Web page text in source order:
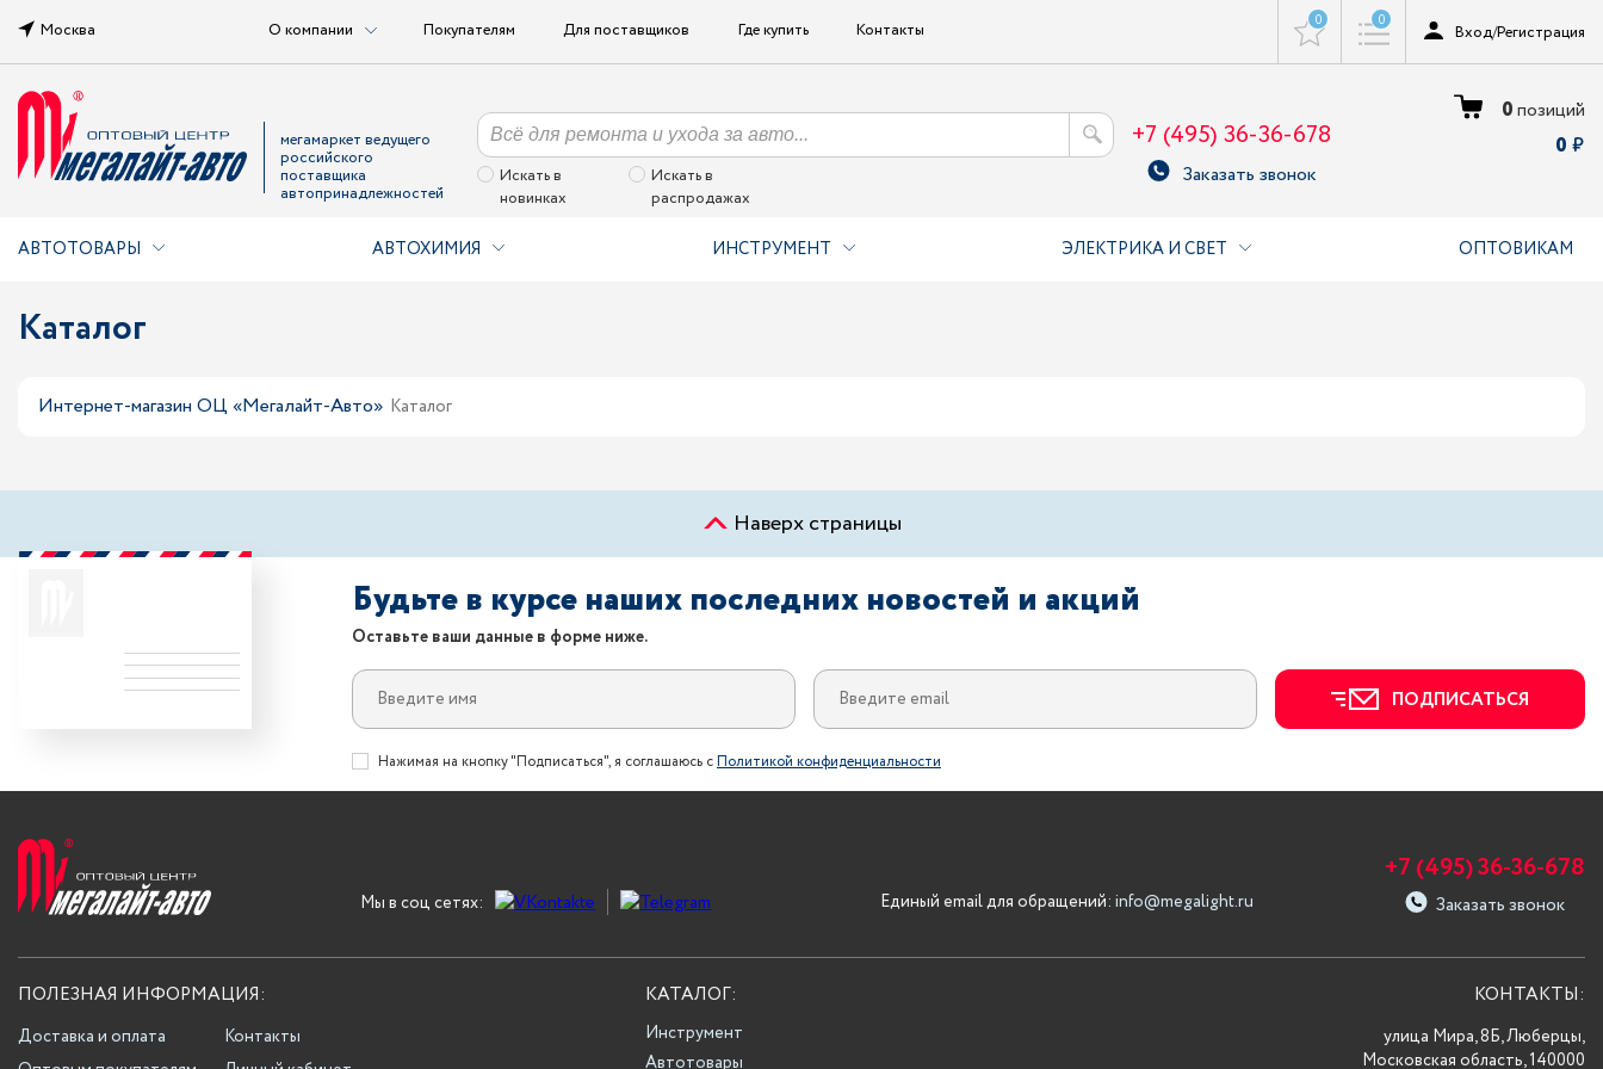
Москва О компании Покупателям Для поставщиков Где купить Контакты 0 0
Вход/Регистрация
мегамаркет ведущего
российского
поставщика
автопринадлежностей
Искать в
новинках
Искать в
распродажах
+7 (495) 36-36-678
Заказать звонок
0позиций
0
АВТОТОВАРЫ АВТОХИМИЯ ИНСТРУМЕНТ ЭЛЕКТРИКА И СВЕТ ОПТОВИКАМ
Каталог
Интернет-магазин ОЦ «Мегалайт-Авто» Каталог
Наверх страницы
Будьте в курсе наших последних новостей и акций
Оставьте ваши данные в форме ниже.
ПОДПИСАТЬСЯ
Нажимая на кнопку "Подписаться", я соглашаюсь сПолитикой конфиденциальности
Мы в соц сетях: Единый email для обращений: info@megalight.ru
+7 (495) 36-36-678
Заказать звонок
ПОЛЕЗНАЯ ИНФОРМАЦИЯ:
Доставка и оплата
Контакты
КАТАЛОГ:
Инструмент
Автотовары
КОНТАКТЫ:
улица Мира, 8Б, Люберцы,
Московская область, 140000